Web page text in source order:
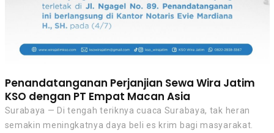
Penandatanganan Perjanjian Sewa Wira Jatim
KSO dengan PT Empat Macan Asia
Surabaya — Di tengah teriknya cuaca Surabaya, tak heran
semakin meningkatnya daya beli es krim bagi masyarakat.